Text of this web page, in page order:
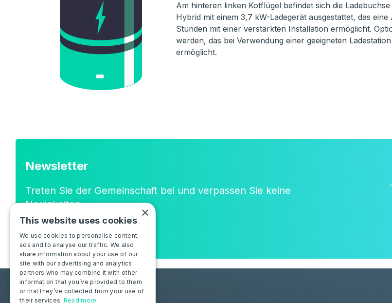
Am hinteren linken Kotflügel befindet sich die
Hybrid mit einem 3,7 kW-Ladegerät ausgestattet, das
Stunden mit einer verstärkten Installation ermöglicht.
werden, das bei Verwendung einer geeigneten
ermöglicht.
Newsletter
Treten Sie der Gemeinschaft bei und verpassen Sie keine
Neuigkeiten
oder neuen Funktionen! ×
This website uses cookies
We use cookies to personalise content,
ads and to analyse our traffic. We also
share information about your use of our
site with our advertising and analytics
partners who may combine it with other
information that you’ve provided to them
or that they’ve collected from your use of
their services. Read more